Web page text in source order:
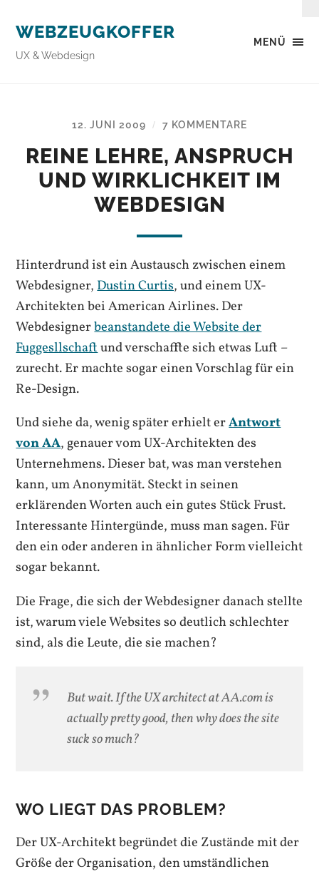
MENÜ
WEBZEUGKOFFER
UX & Webdesign
12. JUNI 2009 / 7 KOMMENTARE
REINE LEHRE, ANSPRUCH
UND WIRKLICHKEIT IM
WEBDESIGN
Hinterdrund ist ein Austausch zwischen einem
Webdesigner,Dustin Curtis, und einem UX-
Architekten bei American Airlines. Der
Webdesignerbeanstandete die Website der
Fuggesllschaftund verschaffte sich etwas Luft –
zurecht. Er machte sogar einen Vorschlag für ein
Re-Design.
Und siehe da, wenig später erhielt erAntwort
von AA, genauer vom UX-Architekten des
Unternehmens. Dieser bat, was man verstehen
kann, um Anonymität. Steckt in seinen
erklärenden Worten auch ein gutes Stück Frust.
Interessante Hintergünde, muss man sagen. Für
den ein oder anderen in ähnlicher Form vielleicht
sogar bekannt.
Die Frage, die sich der Webdesigner danach stellte
ist, warum viele Websites so deutlich schlechter
sind, als die Leute, die sie machen?
But wait. If the UX architect at AA.com is
actually pretty good, then why does the site
suck so much?
WO LIEGT DAS PROBLEM?
Der UX-Architekt begründet die Zustände mit der
Größe der Organisation, den umständlichen